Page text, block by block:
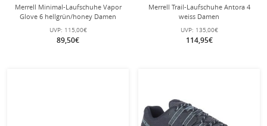
Merrell Minimal-Laufschuhe Vapor
Glove 6 hellgrün/honey Damen
UVP: 115,00€
89,50€
Merrell Trail-Laufschuhe Antora 4
weiss Damen
UVP: 135,00€
114,95€